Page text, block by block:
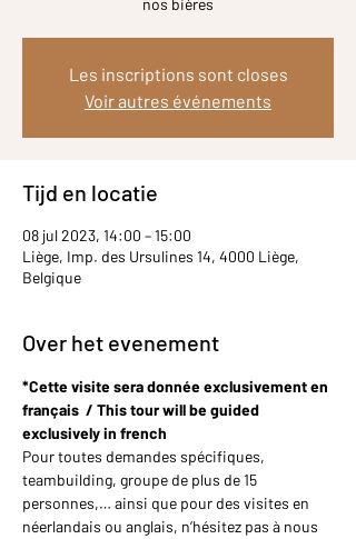
nos bières
Les inscriptions sont closes
Voir autres événements
Tijd en locatie
08 jul 2023, 14:00 – 15:00
Liège, Imp. des Ursulines 14, 4000 Liège,
Belgique
Over het evenement
*Cette visite sera donnée exclusivement en
français  / This tour will be guided
exclusively in french
Pour toutes demandes spécifiques,
teambuilding, groupe de plus de 15
personnes,… ainsi que pour des visites en
néerlandais ou anglais, n’hésitez pas à nous